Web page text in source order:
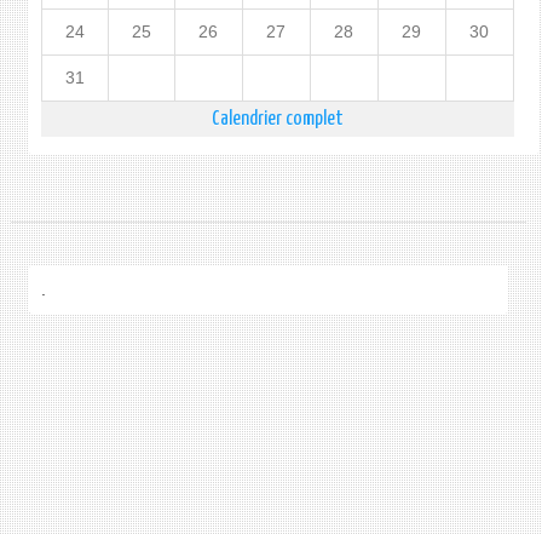
24 25 26 27 28 29 30
31
Calendrier complet